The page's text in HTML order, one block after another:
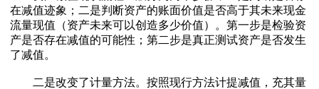
在减值迹象；二是判断资产的账面价值是否高于其未来现金
流量现值（资产未来可以创造多少价值）。第一步是检验资
产是否存在减值的可能性；第二步是真正测试资产是否发生
了减值。
二是改变了计量方法。按照现行方法计提减值，充其量